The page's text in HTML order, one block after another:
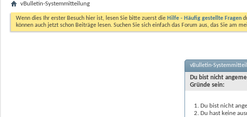
vBulletin-Systemmitteilung
Wenn dies Ihr erster Besuch hier ist, lesen Sie bitte zuerst die Hilfe - Häufig gestellte Fragen
können auch jetzt schon Beiträge lesen. Suchen Sie sich einfach das Forum aus, das Sie am
vBulletin-
Du bist nicht
Gründe sein:
Du bist nicht
Du hast keine